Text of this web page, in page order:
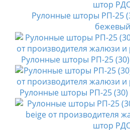
Рулонные шторы РП-25
бежевый
Рулонные шторы РП-25
Рулонные шторы РП-25